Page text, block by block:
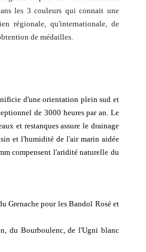
les 3 couleurs qui connait une
régionale, qu'internationale, de
de médailles.
d'une orientation plein sud et
de 3000 heures par an. Le
et restanques assure le drainage
et l'humidité de l'air marin aidée
compensent l'aridité naturelle du
Grenache pour les Bandol Rosé et
du Bourboulenc, de l'Ugni blanc